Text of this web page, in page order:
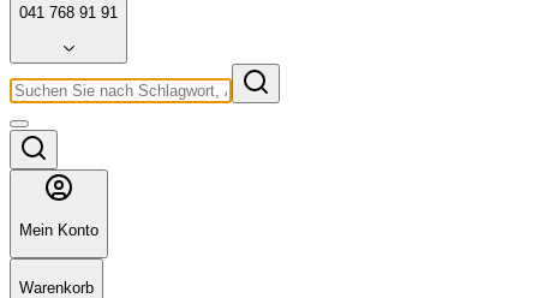
041 768 91 91
Mein Konto
Warenkorb